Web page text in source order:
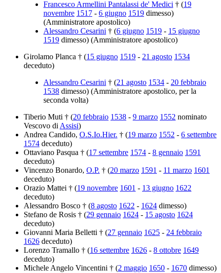
Francesco Armellini Pantalassi de' Medici † (19
novembre 1517 - 6 giugno 1519 dimesso)
(Amministratore apostolico)
Alessandro Cesarini † (6 giugno 1519 - 15 giugno
1519 dimesso) (Amministratore apostolico)
Girolamo Planca † (15 giugno 1519 - 21 agosto 1534
deceduto)
Alessandro Cesarini † (21 agosto 1534 - 20 febbraio
1538 dimesso) (Amministratore apostolico, per la
seconda volta)
Tiberio Muti † (20 febbraio 1538 - 9 marzo 1552 nominato
Vescovo di Assisi)
Andrea Candido, O.S.Io.Hier. † (19 marzo 1552 - 6 settembre
1574 deceduto)
Ottaviano Pasqua † (17 settembre 1574 - 8 gennaio 1591
deceduto)
Vincenzo Bonardo, O.P. † (20 marzo 1591 - 11 marzo 1601
deceduto)
Orazio Mattei † (19 novembre 1601 - 13 giugno 1622
deceduto)
Alessandro Bosco † (8 agosto 1622 - 1624 dimesso)
Stefano de Rosis † (29 gennaio 1624 - 15 agosto 1624
deceduto)
Giovanni Maria Belletti † (27 gennaio 1625 - 24 febbraio
1626 deceduto)
Lorenzo Tramallo † (16 settembre 1626 - 8 ottobre 1649
deceduto)
Michele Angelo Vincentini † (2 maggio 1650 - 1670 dimesso)